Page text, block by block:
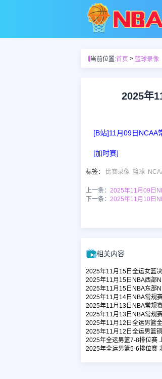
当前位置:首页 > 篮球录像
2025年
[B站]11月09日NCAA
[加时赛]
标签： 比赛录像 篮球
上一条： 2025年11月09日
下一条： 2025年11月10日
相关内容
2025年11月15日全运女篮
2025年11月15日NBA西部
2025年11月15日NBA东部
2025年11月14日NBA常规
2025年11月13日NBA常规
2025年11月13日NBA常规
2025年11月12日全运男篮
2025年11月12日全运男篮
2025年全运男篮7-8排位赛
2025年全运男篮5-6排位赛